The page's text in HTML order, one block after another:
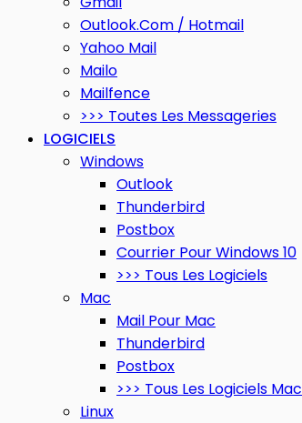
Outlook.com / Hotmail
Yahoo Mail
Mailo
Mailfence
>>> Toutes Les Messageries
LOGICIELS
Windows
Outlook
Thunderbird
Postbox
Courrier Pour Windows 10
>>> Tous Les Logiciels
Mac
Mail Pour Mac
Thunderbird
Postbox
>>> Tous Les Logiciels Mac
Linux